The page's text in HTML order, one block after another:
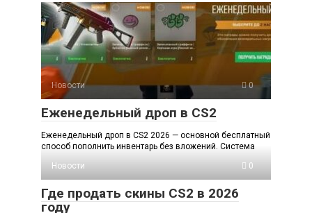
Новости 0
Еженедельный дроп в CS2
Еженедельный дроп в CS2 2026 — основной бесплатный
способ пополнить инвентарь без вложений. Система
Новости
0
Где продать скины CS2 в 2026
году